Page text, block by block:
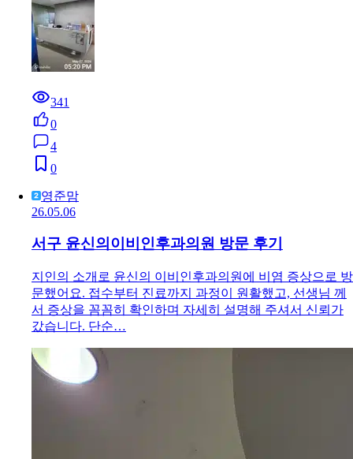
341
0
4
0
영준맘
26.05.06
서구 윤신의이비인후과의원 방문 후기
지인의 소개로 윤신의 이비인후과의원에 비염 증상으로 방
문했어요. 접수부터 진료까지 과정이 원활했고, 선생님 께
서 증상을 꼼꼼히 확인하며 자세히 설명해 주셔서 신뢰가
갔습니다. 단순…